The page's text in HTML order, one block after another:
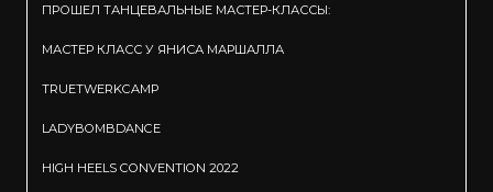
ПРОШЕЛ ТАНЦЕВАЛЬНЫЕ МАСТЕР-КЛАССЫ:
МАСТЕР КЛАСС У ЯНИСА МАРШАЛЛА
TRUETWERKCAMP
LADYBOMBDANCE
HIGH HEELS CONVENTION 2022